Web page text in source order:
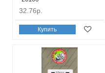
32.76р.
Купить